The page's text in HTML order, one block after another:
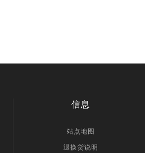
信息
站点地图
退换货说明